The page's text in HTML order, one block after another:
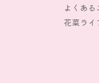
よくあ
花菜ラ